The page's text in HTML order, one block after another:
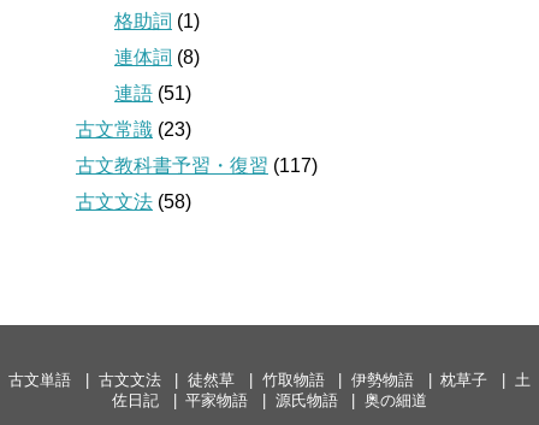
格助詞 (1)
連体詞 (8)
連語 (51)
古文常識 (23)
古文教科書予習・復習 (117)
古文文法 (58)
古文単語 古文文法 徒然草 竹取物語 伊勢物語 枕草子
土
佐日記
平家物語 源氏物語 奥の細道